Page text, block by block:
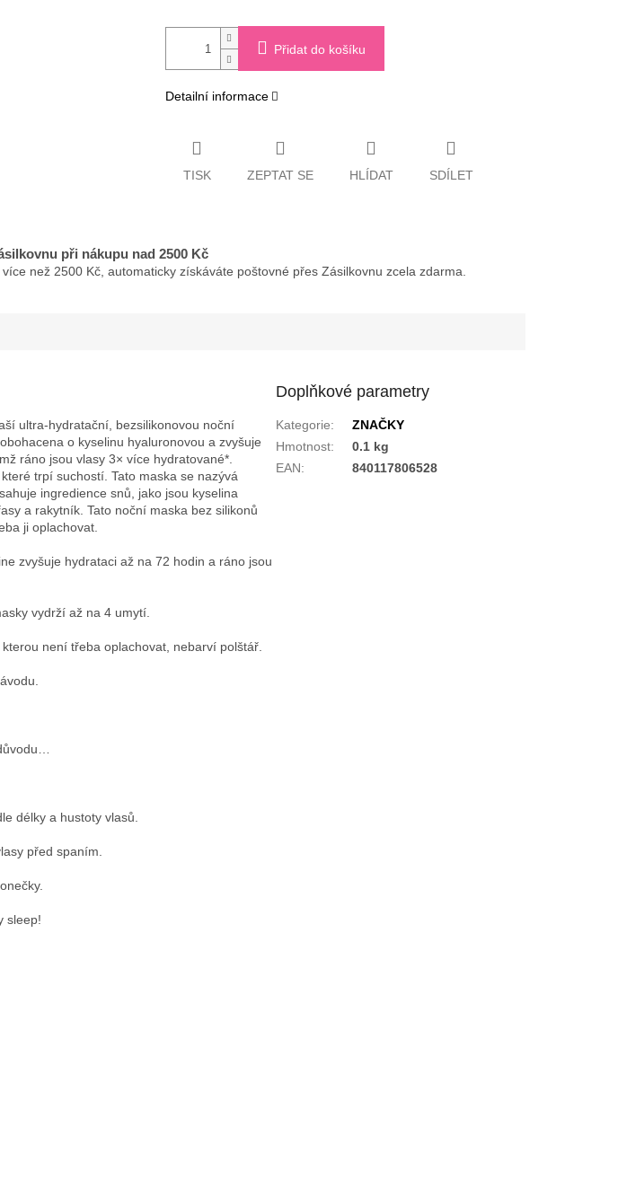
Přidat do košíku
Detailní informace
TISK ZEPTAT SE HLÍDAT SDÍLET
při nákupu nad 2500 Kč
než 2500 Kč, automaticky získáváte poštovné přes Zásilkovnu zcela zdarma.
ultra-hydratační, bezsilikonovou noční
o kyselinu hyaluronovou a zvyšuje
ráno jsou vlasy 3× více hydratované*.
trpí suchostí. Tato maska se nazývá
ingredience snů, jako jsou kyselina
a rakytník. Tato noční maska bez silikonů
ji oplachovat.
zvyšuje hydrataci až na 72 hodin a ráno jsou
vydrží až na 4 umytí.
není třeba oplachovat, nebarví polštář.
délky a hustoty vlasů.
před spaním.
sleep!
Doplňkové parametry
Kategorie:
ZNAČKY
Hmotnost:
0.1 kg
EAN: 840117806528